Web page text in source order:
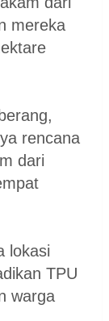
mereka
rencana
dari
lokasi
TPU
warga